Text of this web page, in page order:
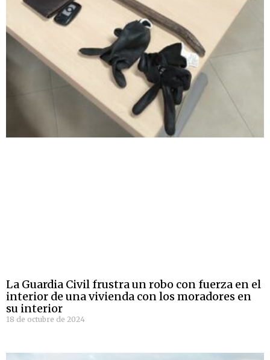
La Guardia Civil frustra un robo con fuerza en el
interior de una vivienda con los moradores en
su interior
18 de octubre de 2024